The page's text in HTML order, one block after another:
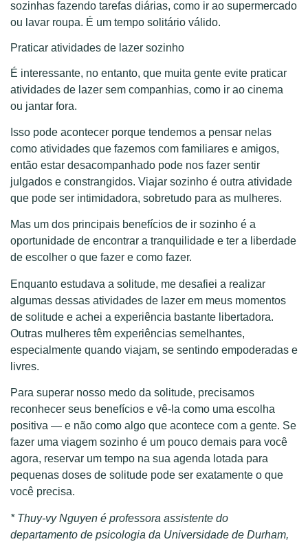
sozinhas fazendo tarefas diárias, como ir ao supermercado
ou lavar roupa. É um tempo solitário válido.
Praticar atividades de lazer sozinho
É interessante, no entanto, que muita gente evite praticar
atividades de lazer sem companhias, como ir ao cinema
ou jantar fora.
Isso pode acontecer porque tendemos a pensar nelas
como atividades que fazemos com familiares e amigos,
então estar desacompanhado pode nos fazer sentir
julgados e constrangidos. Viajar sozinho é outra atividade
que pode ser intimidadora, sobretudo para as mulheres.
Mas um dos principais benefícios de ir sozinho é a
oportunidade de encontrar a tranquilidade e ter a liberdade
de escolher o que fazer e como fazer.
Enquanto estudava a solitude, me desafiei a realizar
algumas dessas atividades de lazer em meus momentos
de solitude e achei a experiência bastante libertadora.
Outras mulheres têm experiências semelhantes,
especialmente quando viajam, se sentindo empoderadas e
livres.
Para superar nosso medo da solitude, precisamos
reconhecer seus benefícios e vê-la como uma escolha
positiva — e não como algo que acontece com a gente. Se
fazer uma viagem sozinho é um pouco demais para você
agora, reservar um tempo na sua agenda lotada para
pequenas doses de solitude pode ser exatamente o que
você precisa.
* Thuy-vy Nguyen é professora assistente do
departamento de psicologia da Universidade de Durham,